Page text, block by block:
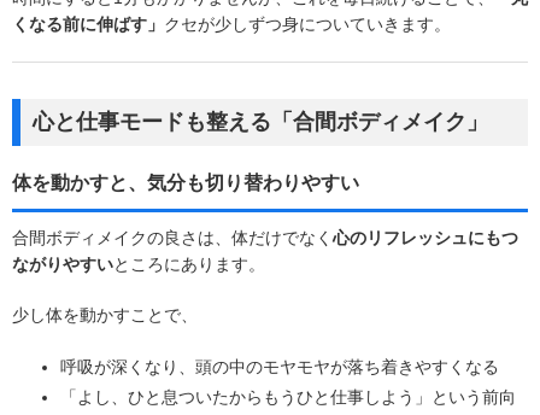
くなる前に伸ばす」 クセが少しずつ身についていきます。
心と仕事モードも整える「合間ボディメイク」
体を動かすと、気分も切り替わりやすい
合間ボディメイクの良さは、体だけでなく 心のリフレッシュにもつ
ながりやすいところにあります。
少し体を動かすことで、
呼吸が深くなり、頭の中のモヤモヤが落ち着きやすくなる
「よし、ひと息ついたからもうひと仕事しよう」という前向